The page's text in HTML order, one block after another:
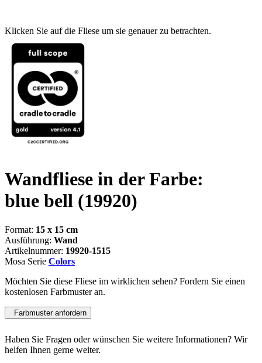
Klicken Sie auf die Fliese um sie genauer zu betrachten.
Wandfliese in der Farbe:
blue bell (19920)
Format: 15 x 15 cm
Ausführung: Wand
Artikelnummer: 19920-1515
Mosa Serie Colors
Möchten Sie diese Fliese im wirklichen sehen? Fordern Sie einen
kostenlosen Farbmuster an.
Farbmuster anfordern
Haben Sie Fragen oder wünschen Sie weitere Informationen? Wir
helfen Ihnen gerne weiter.